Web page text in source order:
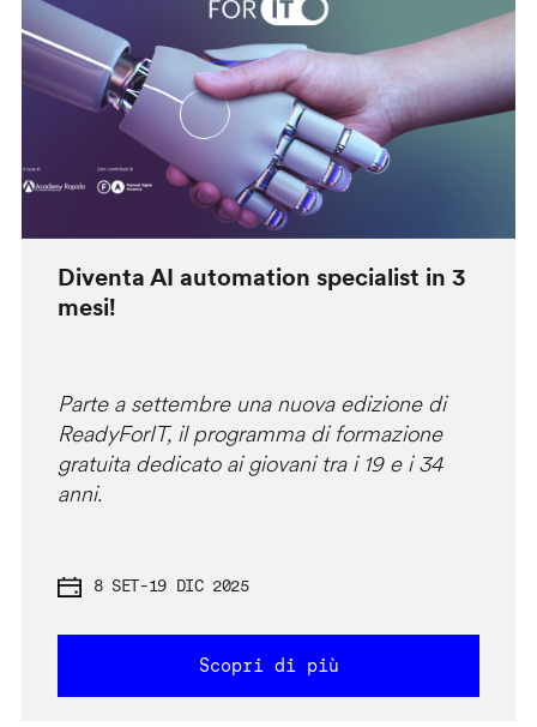
Diventa AI automation specialist in 3
mesi!
Parte a settembre una nuova edizione di
ReadyForIT, il programma di formazione
gratuita dedicato ai giovani tra i 19 e i 34
anni.
8 SET-19 DIC 2025
Scopri di più